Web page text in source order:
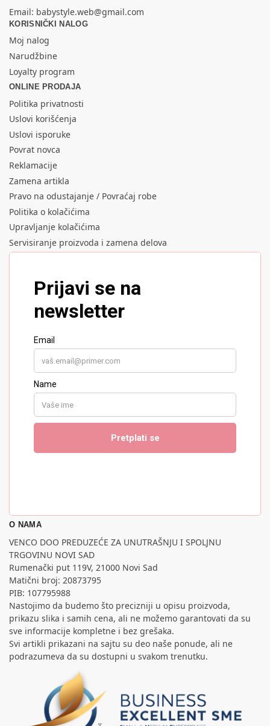
Email: babystyle.web@gmail.com
KORISNIČKI NALOG
Moj nalog
Narudžbine
Loyalty program
ONLINE PRODAJA
Politika privatnosti
Uslovi korišćenja
Uslovi isporuke
Povrat novca
Reklamacije
Zamena artikla
Pravo na odustajanje / Povraćaj robe
Politika o kolačićima
Upravljanje kolačićima
Servisiranje proizvoda i zamena delova
O NAMA
VENCO DOO PREDUZEĆE ZA UNUTRAŠNJU I SPOLJNU
TRGOVINU NOVI SAD
Rumenački put 119V, 21000 Novi Sad
Matični broj: 20873795
PIB: 107795988
Nastojimo da budemo što precizniji u opisu proizvoda,
prikazu slika i samih cena, ali ne možemo garantovati da su
sve informacije kompletne i bez grešaka.
Svi artikli prikazani na sajtu su deo naše ponude, ali ne
podrazumeva da su dostupni u svakom trenutku.